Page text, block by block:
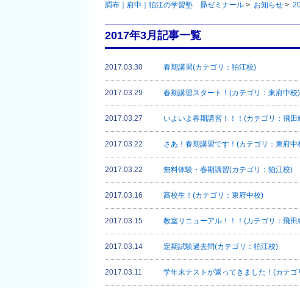
調布｜府中｜狛江の学習塾 昴ゼミナール > お知らせ >
2017年3月記事一覧
2017.03.30 春期講習(カテゴリ：狛江校)
2017.03.29 春期講習スタート！(カテゴリ：東府中校)
2017.03.27 いよいよ春期講習！！！(カテゴリ：飛田
2017.03.22 さあ！春期講習です！(カテゴリ：東府中
2017.03.22 無料体験・春期講習(カテゴリ：狛江校)
2017.03.16 高校生！(カテゴリ：東府中校)
2017.03.15 教室リニューアル！！！(カテゴリ：飛田
2017.03.14 定期試験過去問(カテゴリ：狛江校)
2017.03.11 学年末テストが返ってきました！(カテゴ